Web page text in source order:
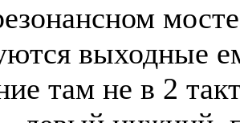
выходные
там не в 2